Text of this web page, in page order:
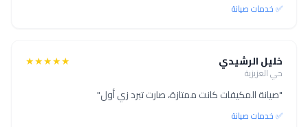
✅ خدمات صيانة
خليل الرشيدي
حي العزيزية
★★★★★
"صيانة المكيفات كانت ممتازة، صارت تبرد زي أول"
✅ خدمات صيانة